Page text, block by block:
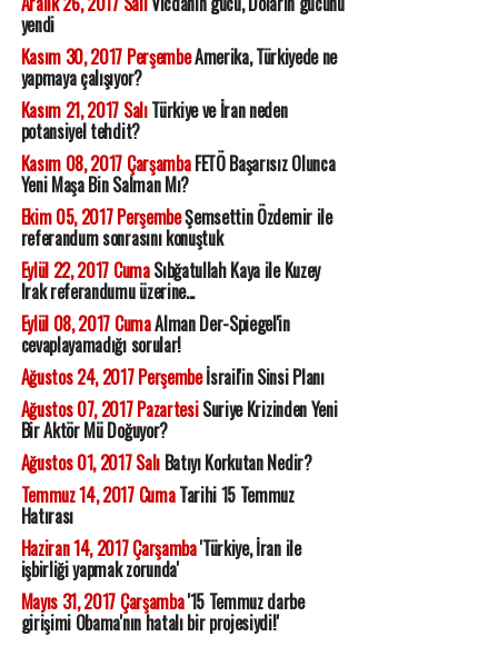
yendi
Kasım 30, 2017 PerşembeAmerika, Türkiyede ne
yapmaya çalışıyor?
Kasım 21, 2017 SalıTürkiye ve İran neden
potansiyel tehdit?
Kasım 08, 2017 ÇarşambaFETÖ Başarısız Olunca
Yeni Maşa Bin Salman Mı?
Ekim 05, 2017 PerşembeŞemsettin Özdemir ile
referandum sonrasını konuştuk
Eylül 22, 2017 CumaSıbğatullah Kaya ile Kuzey
Irak referandumu üzerine...
Eylül 08, 2017 CumaAlman Der-Spiegel'in
cevaplayamadığı sorular!
Ağustos 24, 2017 Perşembeİsrail'in Sinsi Planı
Ağustos 07, 2017 PazartesiSuriye Krizinden Yeni
Bir Aktör Mü Doğuyor?
Ağustos 01, 2017 SalıBatıyı Korkutan Nedir?
Temmuz 14, 2017 CumaTarihi 15 Temmuz
Hatırası
Haziran 14, 2017 Çarşamba'Türkiye, İran ile
işbirliği yapmak zorunda'
Mayıs 31, 2017 Çarşamba'15 Temmuz darbe
girişimi Obama'nın hatalı bir projesiydi!'